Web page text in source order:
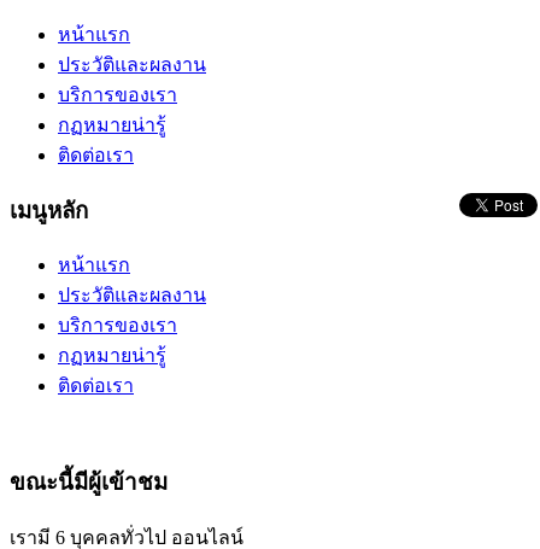
หน้าแรก
ประวัติและผลงาน
บริการของเรา
กฏหมายน่ารู้
ติดต่อเรา
เมนูหลัก
หน้าแรก
ประวัติและผลงาน
บริการของเรา
กฏหมายน่ารู้
ติดต่อเรา
ขณะนี้มีผู้เข้าชม
เรามี 6 บุคคลทั่วไป ออนไลน์